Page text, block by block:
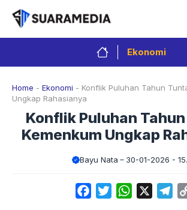
Langsung
isi
Ekonomi
Home - Ekonomi - Konflik Puluhan Tahun
Ungkap Rahasianya
Konflik Puluhan
Kemenkum Ungkap
Bayu Nata 30-01-2026 -
FacebookTwitterWhatsApp